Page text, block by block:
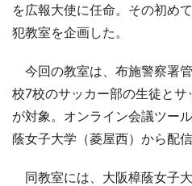
を広報大使に任命。その初め
犯教室を企画した。
今回の教室は、布施警察署
校7校のサッカー部の生徒と
が対象。オンライン会議ツー
蔭女子大学（菱屋西）から配信
同教室には、大阪樟蔭女子